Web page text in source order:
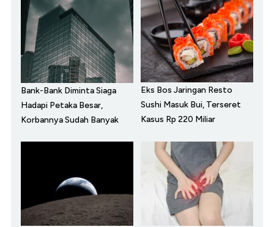
Bank-Bank Diminta Siaga
Hadapi Petaka Besar,
Korbannya Sudah Banyak
Eks Bos Jaringan Resto
Sushi Masuk Bui, Terseret
Kasus Rp 220 Miliar